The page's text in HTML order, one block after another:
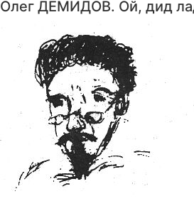
Олег ДЕМИДОВ. Ой, дид